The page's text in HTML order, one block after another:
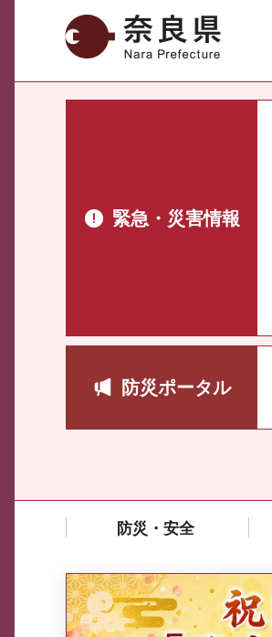
奈良県
緊急・災害情報
防災ポータル
防災・安全